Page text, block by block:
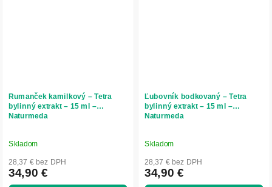
Rumanček kamilkový – Tetra
bylinný extrakt – 15 ml –
Naturmeda
Skladom
28,37 € bez DPH
34,90 €
Ľubovník bodkovaný – Tetra
bylinný extrakt – 15 ml –
Naturmeda
Skladom
28,37 € bez DPH
34,90 €